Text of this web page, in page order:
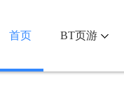
首页 BT页游